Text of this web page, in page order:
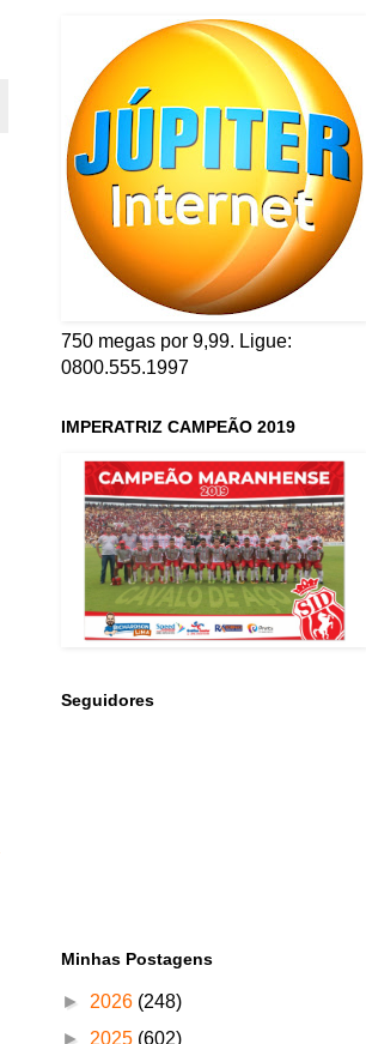
750 megas por 9,99. Ligue:
0800.555.1997
IMPERATRIZ CAMPEÃO 2019
Seguidores
Minhas Postagens
► 2026 (248)
► 2025 (602)